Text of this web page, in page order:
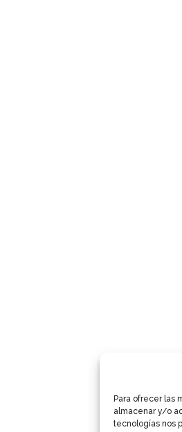
Para ofrecer las
almacenar y/o
tecnologías nos